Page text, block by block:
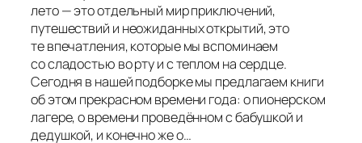
лето — это отдельный мир приключений,
путешествий и неожиданных открытий, это
те впечатления, которые мы вспоминаем
со сладостью во рту и с теплом на сердце.
Сегодня в нашей подборке мы предлагаем книги
об этом прекрасном времени года: о пионерском
лагере, о времени проведённом с бабушкой и
дедушкой, и конечно же о…